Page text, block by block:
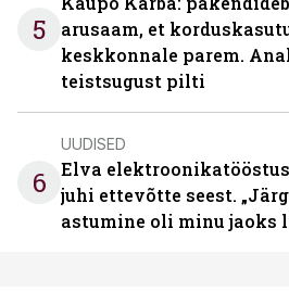
5
arusaam, et
keskkonnale parem.
teistsugust pilti
6
UUDISED
Elva elektroonikatööstus
juhi ettevõtte seest.
astumine oli minu jaoks